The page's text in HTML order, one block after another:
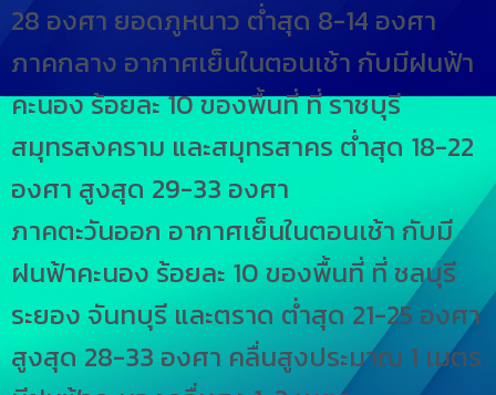
28 องศา ยอดภูหนาว ต่ำสุด 8-14 องศา
ภาคกลาง อากาศเย็นในตอนเช้า กับมีฝนฟ้า
คะนอง ร้อยละ 10 ของพื้นที่ ที่ ราชบุรี
สมุทรสงคราม และสมุทรสาคร ต่ำสุด 18-22
องศา สูงสุด 29-33 องศา
ภาคตะวันออก อากาศเย็นในตอนเช้า กับมี
ฝนฟ้าคะนอง ร้อยละ 10 ของพื้นที่ ที่ ชลบุรี
ระยอง จันทบุรี และตราด ต่ำสุด 21-25 องศา
สูงสุด 28-33 องศา คลื่นสูงประมาณ 1 เมตร